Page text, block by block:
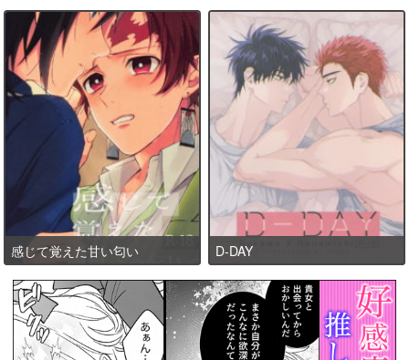
感じて覚えた甘い匂い D-DAY